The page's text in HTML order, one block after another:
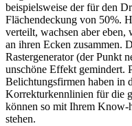
beispielsweise der für den
Flächendeckung von 50%.
verteilt, wachsen aber
an ihren Ecken zusammen.
Rastergenerator (der Punkt
unschöne Effekt gemindert.
Belichtungsfirmen haben in
Korrekturkennlinien für die
können so mit Ihrem
stehen.